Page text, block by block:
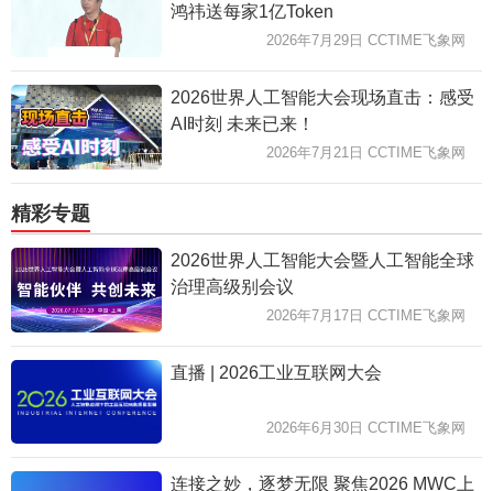
鸿祎送每家1亿Token
2026年7月29日 CCTIME飞象网
2026世界人工智能大会现场直击：感受
AI时刻 未来已来！
2026年7月21日 CCTIME飞象网
精彩专题
2026世界人工智能大会暨人工智能全球
治理高级别会议
2026年7月17日 CCTIME飞象网
直播 | 2026工业互联网大会
2026年6月30日 CCTIME飞象网
连接之妙，逐梦无限 聚焦2026 MWC上